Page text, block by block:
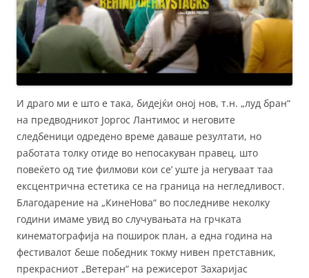
И драго ми е што е така, бидејќи оној нов, т.н. „луд бран“
на предводникот Јоргос Лантимос и неговите
следбеници одредено време даваше резултати, но
работата толку отиде во непосакуван правец, што
повеќето од тие филмови кои се’ уште ја негуваат таа
ексцентрична естетика се на граница на негледливост.
Благодарение на „КинеНова“ во последниве неколку
години имаме увид во случувањата на грчката
кинематографија на поширок план, а една година на
фестивалот беше победник токму нивен претставник,
прекрасниот „Ветеран“ на режисерот Захаријас